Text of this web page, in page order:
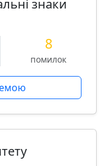
знаки
8
помилок